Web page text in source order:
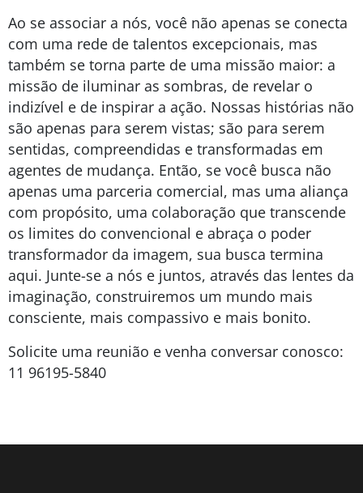
Ao se associar a nós, você não apenas se conecta
com uma rede de talentos excepcionais, mas
também se torna parte de uma missão maior: a
missão de iluminar as sombras, de revelar o
indizível e de inspirar a ação. Nossas histórias não
são apenas para serem vistas; são para serem
sentidas, compreendidas e transformadas em
agentes de mudança. Então, se você busca não
apenas uma parceria comercial, mas uma aliança
com propósito, uma colaboração que transcende
os limites do convencional e abraça o poder
transformador da imagem, sua busca termina
aqui. Junte-se a nós e juntos, através das lentes da
imaginação, construiremos um mundo mais
consciente, mais compassivo e mais bonito.
Solicite uma reunião e venha conversar conosco:
11 96195-5840